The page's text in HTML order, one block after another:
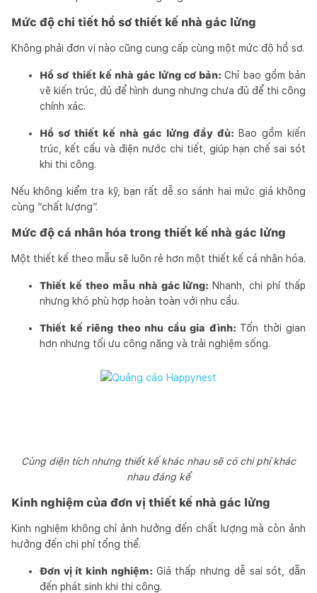
Mức độ chi tiết hồ sơ thiết kế nhà gác lửng
Không phải đơn vị nào cũng cung cấp cùng một mức độ hồ sơ.
Hồ sơ thiết kế nhà gác lửng cơ bản:Chỉ bao gồm bản
vẽ kiến trúc, đủ để hình dung nhưng chưa đủ để thi công
chính xác.
Hồ sơ thiết kế nhà gác lửng đầy đủ: Bao gồm kiến
trúc, kết cấu và điện nước chi tiết, giúp hạn chế sai sót
khi thi công.
Nếu không kiểm tra kỹ, bạn rất dễ so sánh hai mức giá không
cùng “chất lượng”.
Mức độ cá nhân hóa trong thiết kế nhà gác lửng
Một thiết kế theo mẫu sẽ luôn rẻ hơn một thiết kế cá nhân hóa.
Thiết kế theo mẫu nhà gác lửng: Nhanh, chi phí thấp
nhưng khó phù hợp hoàn toàn với nhu cầu.
Thiết kế riêng theo nhu cầu gia đình: Tốn thời gian
hơn nhưng tối ưu công năng và trải nghiệm sống.
Cùng diện tích nhưng thiết kế khác nhau sẽ có chi phí khác
nhau đáng kể
Kinh nghiệm của đơn vị thiết kế nhà gác lửng
Kinh nghiệm không chỉ ảnh hưởng đến chất lượng mà còn ảnh
hưởng đến chi phí tổng thể.
Đơn vị ít kinh nghiệm: Giá thấp nhưng dễ sai sót, dẫn
đến phát sinh khi thi công.